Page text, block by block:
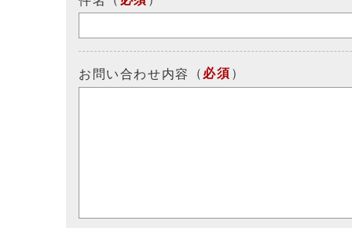
お問い合わせ内容 （ 必須 ）